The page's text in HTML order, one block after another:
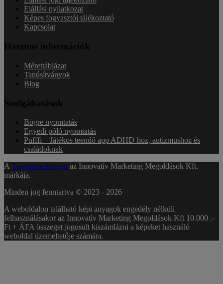
Elállási nyilatkozat
Képes fogyasztói tájékoztató
Kapcsolat
Hasznos információk
Mérettáblázat
Tanúsítványok
Blog
Szolgáltatások
Bögre nyomtatás
Egyedi póló nyomtatás
Pufffi – Játékos teendő app ADHD-hoz, autizmushoz és
családoknak
A Tangerine Design az Innovatív Marketing Megoldások Kft.
márkája.
Minden jog fenntartva © 2023 - 2026
A weboldalon található képi anyagok engedély nélküli
felhasználásakor az Innovatív Marketing Megoldások Kft 10.000 .-
Ft + ÁFA összeget jogosult kiszámlázni a képeket használó
weboldal üzemeltetője számára.